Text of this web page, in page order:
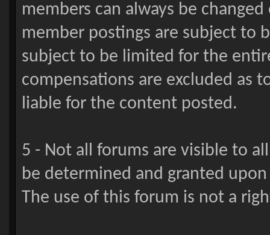
members can always be
member postings are subject to
subject to be limited for the
compensations are excluded as
liable for the content posted.
5 - Not all forums are visible to
be determined and granted
The use of this forum is not a